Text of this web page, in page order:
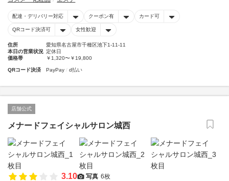
配達・デリバリー対応 クーポン有 カード可
QRコード決済可 女性歓迎
住所
愛知県名古屋市千種区池下1-11-11
本日の営業状況 定休日
価格帯
￥1,320〜￥19,800
QRコード決済 PayPay d払い
店舗公式
メナードフェイシャルサロン城西
3.10 写真 6枚